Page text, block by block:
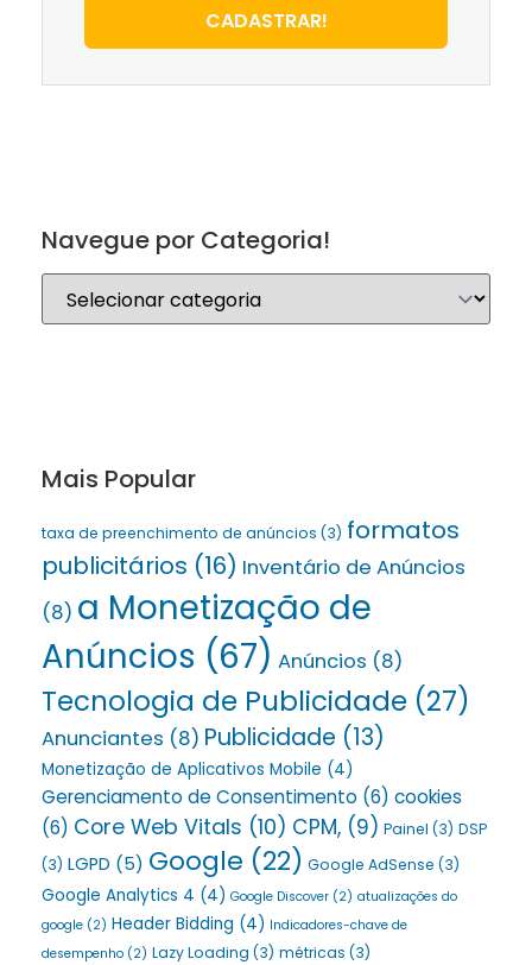
CADASTRAR!
Navegue por Categoria!
Mais Popular
taxa de preenchimento de anúncios (3) formatos
publicitários (16) Inventário de Anúncios
(8) a Monetização de
Anúncios (67) Anúncios (8)
Tecnologia de Publicidade (27)
Anunciantes (8) Publicidade (13)
Monetização de Aplicativos Mobile (4)
Gerenciamento de Consentimento (6) cookies
(6) Core Web Vitals (10) CPM, (9) Painel (3) DSP
(3) LGPD (5) Google (22) Google AdSense (3)
Google Analytics 4 (4) Google Discover (2) atualizações do
google (2) Header Bidding (4) Indicadores-chave de
desempenho (2) Lazy Loading (3) métricas (3)